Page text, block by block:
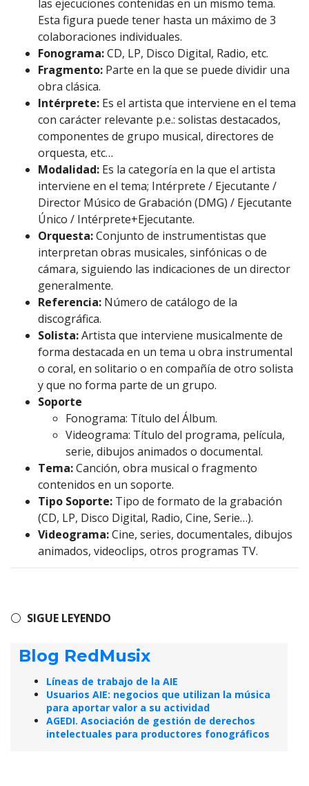
las ejecuciones contenidas en un mismo tema.
Esta figura puede tener hasta un máximo de 3
colaboraciones individuales.
Fonograma:CD, LP, Disco Digital, Radio, etc.
Fragmento: Parte en la que se puede dividir una
obra clásica.
Intérprete: Es el artista que interviene en el tema
con carácter relevante p.e.: solistas destacados,
componentes de grupo musical, directores de
orquesta, etc…
Modalidad: Es la categoría en la que el artista
interviene en el tema; Intérprete / Ejecutante /
Director Músico de Grabación (DMG) / Ejecutante
Único / Intérprete+Ejecutante.
Orquesta:Conjunto de instrumentistas que
interpretan obras musicales, sinfónicas o de
cámara, siguiendo las indicaciones de un director
generalmente.
Referencia: Número de catálogo de la
discográfica.
Solista:Artista que interviene musicalmente de
forma destacada en un tema u obra instrumental
o coral, en solitario o en compañía de otro solista
y que no forma parte de un grupo.
Soporte
Fonograma: Título del Álbum.
Videograma: Título del programa, película,
serie, dibujos animados o documental.
Tema:Canción, obra musical o fragmento
contenidos en un soporte.
Tipo Soporte: Tipo de formato de la grabación
(CD, LP, Disco Digital, Radio, Cine, Serie…).
Videograma:Cine, series, documentales, dibujos
animados, videoclips, otros programas TV.
⚪ SIGUE LEYENDO
Blog RedMusix
Líneas de trabajo de la AIE
Usuarios AIE: negocios que utilizan la música
para aportar valor a su actividad
AGEDI. Asociación de gestión de derechos
intelectuales para productores fonográficos